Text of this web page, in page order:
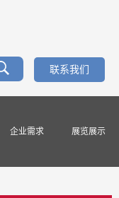
联系我们
企业需求 展览展示